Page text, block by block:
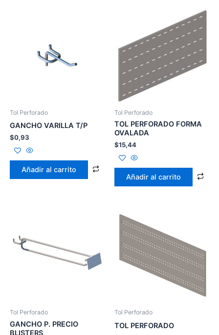
Tol Perforado
GANCHO VARILLA T/P
$0,93
Añadir al carrito
Tol Perforado
TOL PERFORADO FORMA
OVALADA
$15,44
Añadir al carrito
Tol Perforado
GANCHO P. PRECIO
BLISTERS
Tol Perforado
TOL PERFORADO